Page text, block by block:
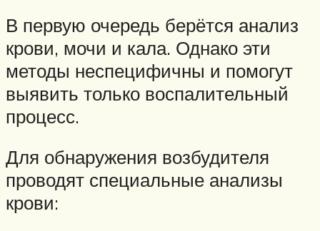
В первую очередь берётся анализ
крови, мочи и кала. Однако эти
методы неспецифичны и помогут
выявить только воспалительный
процесс.
Для обнаружения возбудителя
проводят специальные анализы
крови: